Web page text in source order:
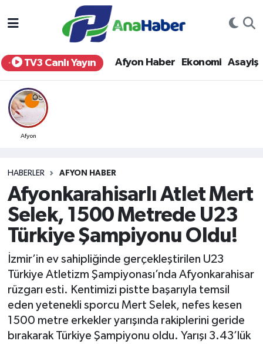
TV3 Canlı Yayın Afyon Haber Ekonomi Asayiş
Afyon
HABERLER AFYON HABER
Afyonkarahisarlı Atlet Mert
Selek, 1500 Metrede U23
Türkiye Şampiyonu Oldu!
İzmir’in ev sahipliğinde gerçekleştirilen U23
Türkiye Atletizm Şampiyonası’nda Afyonkarahisar
rüzgarı esti. Kentimizi pistte başarıyla temsil
eden yetenekli sporcu Mert Selek, nefes kesen
1500 metre erkekler yarışında rakiplerini geride
bırakarak Türkiye Şampiyonu oldu. Yarışı 3.43’lük
Yurt Haber
Afyon Haber
Ekonomi
Siyaset
Eğitim
Sağlık
Teknoloji
Kültür - Sanat
Yaşam
Afyonkarahisar Nöbetçi Eczaneler
Afyonkarahisar Hava Durumu
Afyonkarahisar Namaz Vakitleri
Afyonkarahisar Trafik Yoğunluk Haritası
Tüm Manşetler
Son Dakika Haberleri
Haber Arşivi